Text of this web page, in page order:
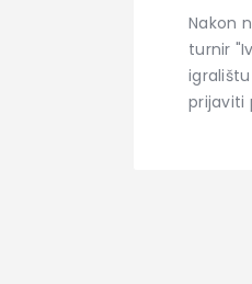
Nakon
turnir
prijaviti